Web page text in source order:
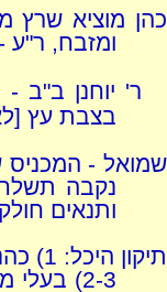
כהן מוציא שרץ
ומזבח,
ר' יוחנן ב"ב
בצבת עץ
שמואל - המכניס
נקבה
ותנאים
תיקון היכל: 1) כהנים,
2-3)